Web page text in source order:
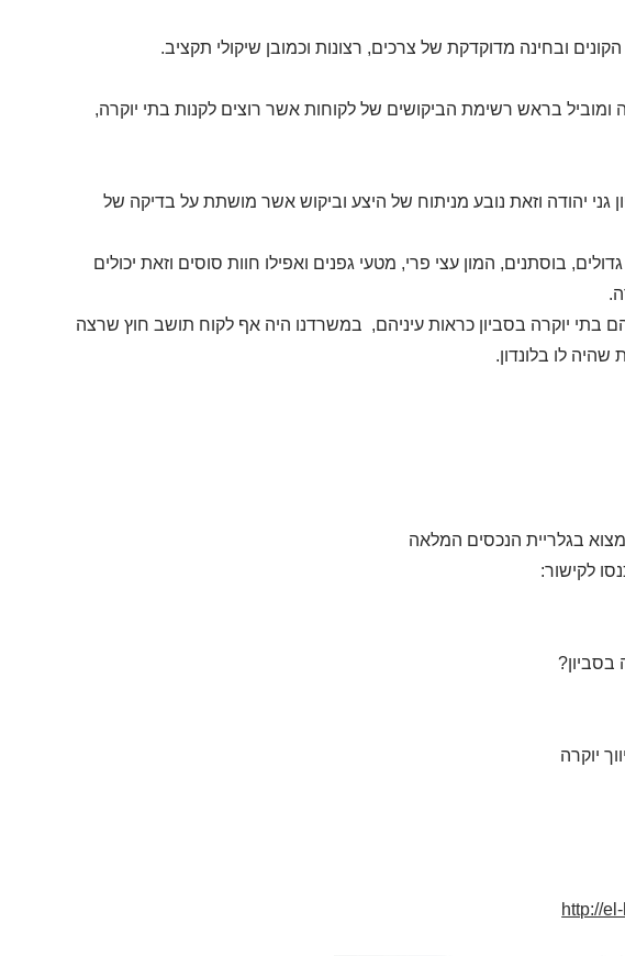
ובחינה מדוקדקת של צרכים, רצונות וכמובן שיקולי תקציב.
ומוביל בראש רשימת הביקושים של לקוחות אשר רוצים לקנות בתי יוקרה,
גני יהודה וזאת נובע מניתוח של היצע וביקוש אשר מושתת על בדיקה של
בוסתנים, המון עצי פרי, מטעי גפנים ואפילו חוות סוסים וזאת יכולים
בתי יוקרה בסביון כראות עיניהם, במשרדנו היה אף לקוח תושב חוץ שרצה
לו בלונדון.
בגלריית הנכסים המלאה
לקישור:
בסביון?
יוקרה
http://